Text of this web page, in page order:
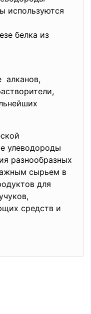
используются
белка из
алканов,
улеводороды
разнообразных
сырьем в
для
средств и